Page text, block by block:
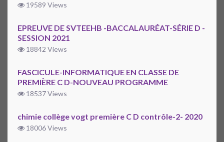
19589 Views
EPREUVE DE SVTEEHB -BACCALAURÉAT-SÉRIE D -
SESSION 2021
18842 Views
FASCICULE-INFORMATIQUE EN CLASSE DE
PREMIÈRE C D-NOUVEAU PROGRAMME
18537 Views
chimie collège vogt première C D contrôle-2- 2020
18006 Views